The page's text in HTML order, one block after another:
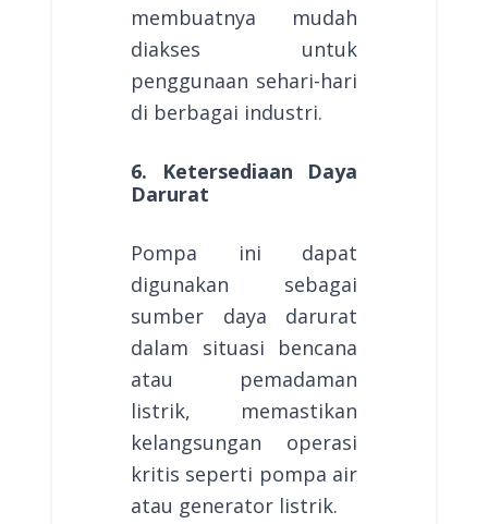
membuatnya mudah
diakses untuk
penggunaan sehari-hari
di berbagai industri.
6. Ketersediaan Daya
Darurat
Pompa ini dapat
digunakan sebagai
sumber daya darurat
dalam situasi bencana
atau pemadaman
listrik, memastikan
kelangsungan operasi
kritis seperti pompa air
atau generator listrik.